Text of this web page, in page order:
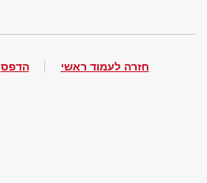
חזרה לעמוד ראשי הדפס